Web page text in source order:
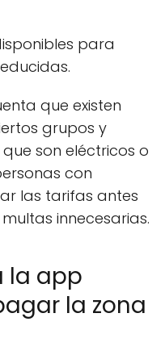
para
que existen
grupos y
son eléctricos o
con
las tarifas antes
innecesarias.
la app
la zona